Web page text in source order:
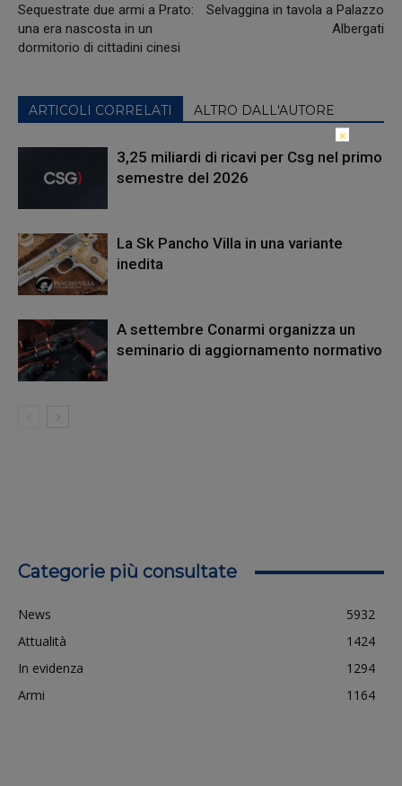
Sequestrate due armi a Prato:
una era nascosta in un
dormitorio di cittadini cinesi
Selvaggina in tavola a Palazzo
Albergati
ARTICOLI CORRELATI ALTRO DALL'AUTORE
3,25 miliardi di ricavi per Csg nel primo
semestre del 2026
La Sk Pancho Villa in una variante
inedita
A settembre Conarmi organizza un
seminario di aggiornamento normativo
Categorie più consultate
News
5932
Attualità
1424
In evidenza
1294
Armi
1164
×